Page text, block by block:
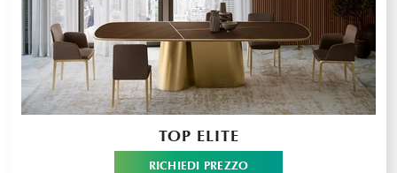
TOP ELITE
RICHIEDI PREZZO